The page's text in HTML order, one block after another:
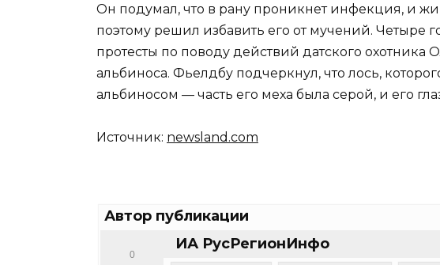
Он подумал, что в рану проникнет инфекция, и
поэтому решил избавить его от мучений. Четыре
протесты по поводу действий датского охотника
альбиноса. Фьелдбу подчеркнул, что лось,
альбиносом — часть его меха была серой, и его
Источник: newsland.com
Автор публикации
ИА РусРегионИнфо
0